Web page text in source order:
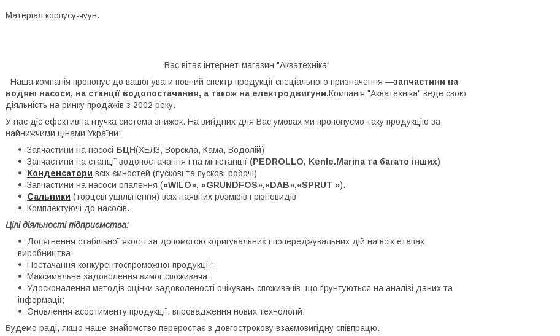
Матеріал корпусу-чуун.
Вас вітає інтернет-магазин "Акватехніка"
Наша компанія пропонує до вашої уваги повний спектр продукції спеціального призначення —запчастини на
водяні насоси, на станції водопостачання, а також на електродвигуни.Компанія "Акватехніка" веде свою
діяльність на ринку продажів з 2002 року.
У нас діє ефективна гнучка система знижок. На вигідних для Вас умовах ми пропонуємо таку продукцію за
найнижчими цінами України:
Запчастини на насосі БЦН(ХЕЛЗ, Ворскла, Кама, Водолій)
Запчастини на станції водопостачання і на міністанції (PEDROLLO, Kenle.Marina та багато інших)
Конденсатори всіх ємностей (пускові та пускові-робочі)
Запчастини на насоси опалення («WILO», «GRUNDFOS»,«DAB»,«SPRUT »).
Сальники (торцеві ущільнення) всіх наявних розмірів і різновидів
Комплектуючі до насосів.
Цілі діяльності підприємства:
Досягнення стабільної якості за допомогою коригувальних і попереджувальних дій на всіх етапах
виробництва;
Постачання конкурентоспроможної продукції;
Максимальне задоволення вимог споживача;
Удосконалення методів оцінки задоволеності очікувань споживачів, що ґрунтуються на аналізі даних та
інформації;
Оновлення асортименту продукції, впровадження нових технологій;
Будемо раді, якщо наше знайомство переростає в довгострокову взаємовигідну співпрацю.